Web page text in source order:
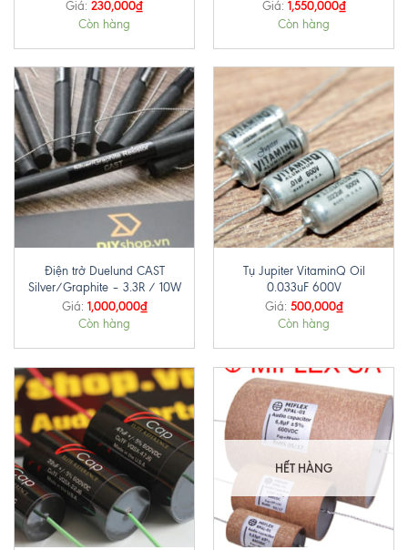
Giá: 230,000₫
Còn hàng
Giá: 1,550,000₫
Còn hàng
Điện trở Duelund CAST
Silver/Graphite – 3.3R / 10W
Giá: 1,000,000₫
Còn hàng
Tụ Jupiter VitaminQ Oil
0.033uF 600V
Giá: 500,000₫
Còn hàng
HẾT HÀNG